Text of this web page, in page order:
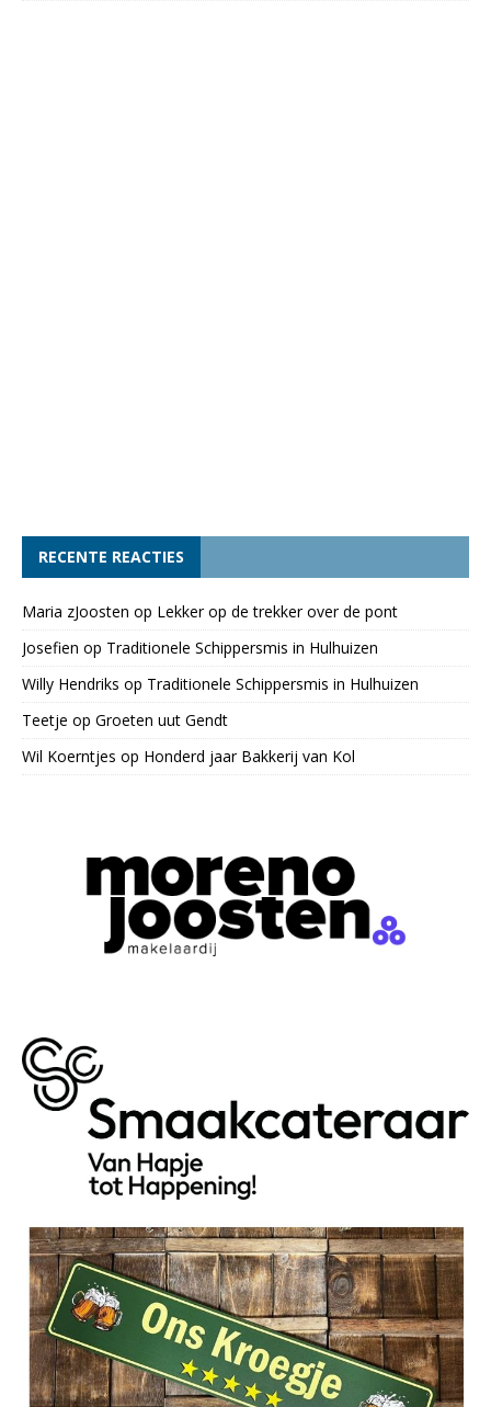
RECENTE REACTIES
Maria zJoosten op Lekker op de trekker over de pont
Josefien op Traditionele Schippersmis in Hulhuizen
Willy Hendriks op Traditionele Schippersmis in Hulhuizen
Teetje op Groeten uut Gendt
Wil Koerntjes op Honderd jaar Bakkerij van Kol